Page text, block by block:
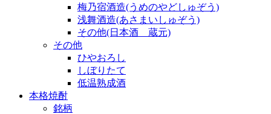
梅乃宿酒造(うめのやどしゅぞう)
浅舞酒造(あさまいしゅぞう)
その他(日本酒 蔵元)
その他
ひやおろし
しぼりたて
低温熟成酒
本格焼酎
銘柄